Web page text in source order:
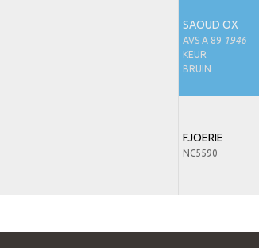
SAOUD OX
AVS A 89 1946
KEUR
BRUIN
FJOERIE
NC5590